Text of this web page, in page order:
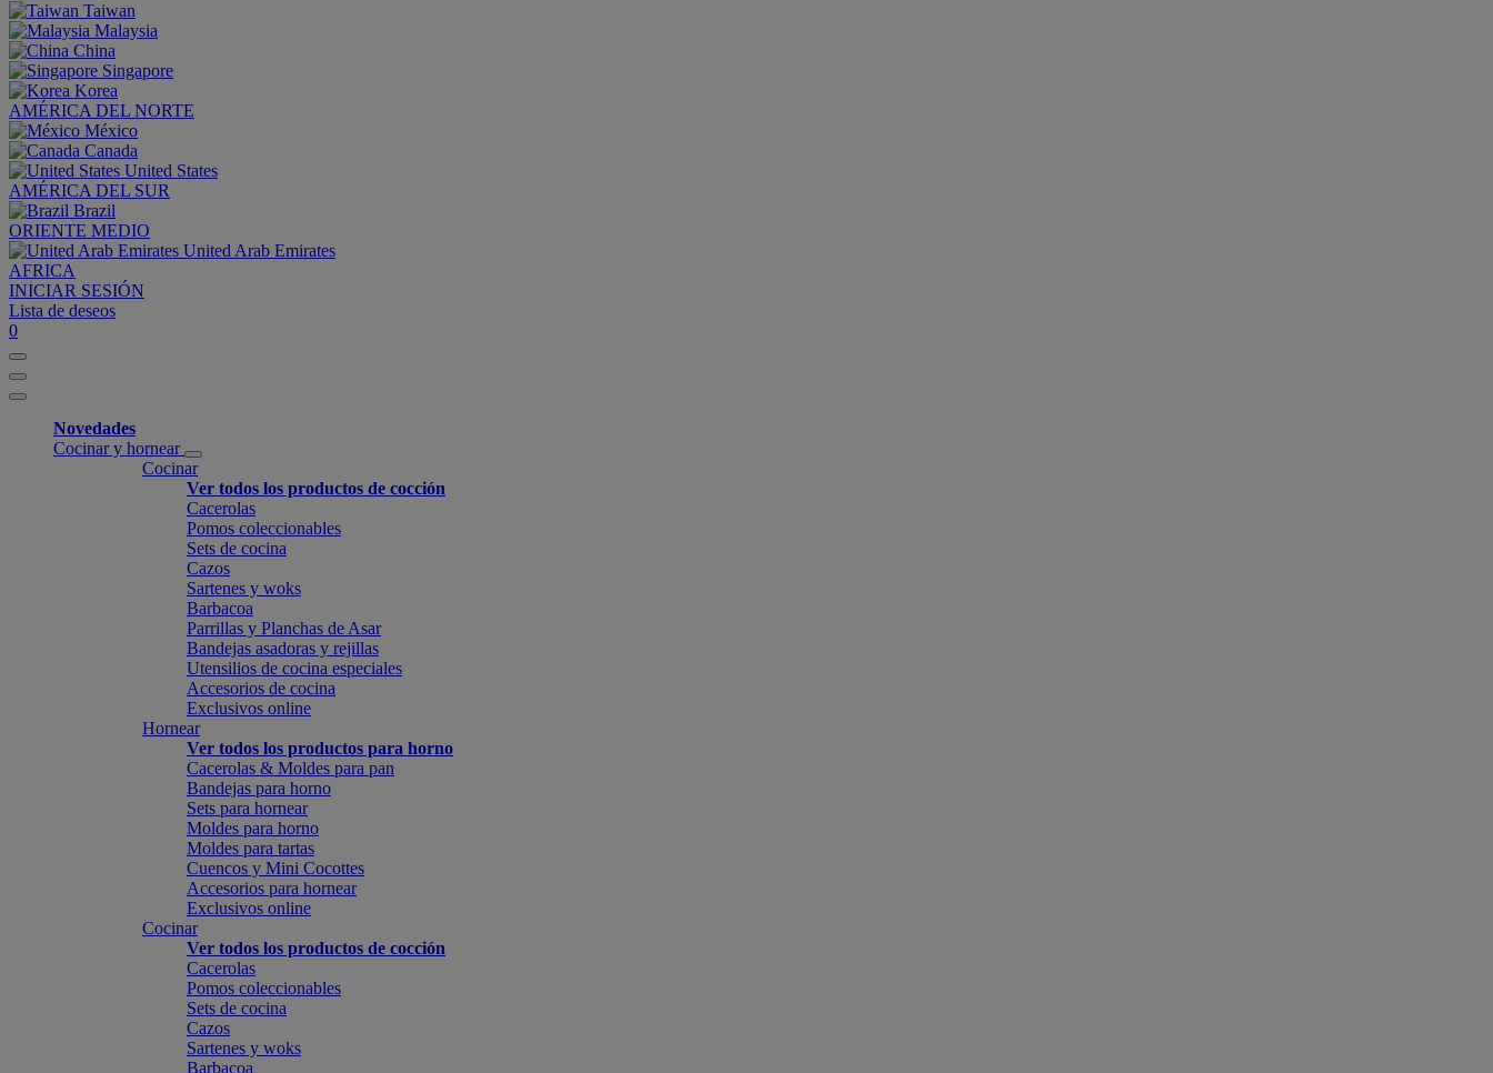
Taiwan
Malaysia
China
Singapore
Korea
AMÉRICA DEL NORTE
México
Canada
United States
AMÉRICA DEL SUR
Brazil
ORIENTE MEDIO
United Arab Emirates
AFRICA
INICIAR SESIÓN
Lista de deseos
0
Novedades
Cocinar y hornear
Cocinar
Ver todos los productos de cocción
Cacerolas
Pomos coleccionables
Sets de cocina
Cazos
Sartenes y woks
Barbacoa
Parrillas y Planchas de Asar
Bandejas asadoras y rejillas
Utensilios de cocina especiales
Accesorios de cocina
Exclusivos online
Hornear
Ver todos los productos para horno
Cacerolas & Moldes para pan
Bandejas para horno
Sets para hornear
Moldes para horno
Moldes para tartas
Cuencos y Mini Cocottes
Accesorios para hornear
Exclusivos online
Cocinar
Ver todos los productos de cocción
Cacerolas
Pomos coleccionables
Sets de cocina
Cazos
Sartenes y woks
Barbacoa